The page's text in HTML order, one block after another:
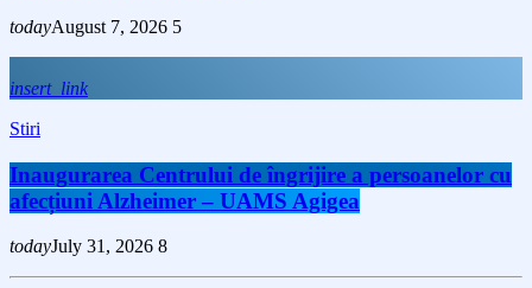
todayAugust 7, 2026 5
insert_link
Stiri
Inaugurarea Centrului de îngrijire a persoanelor cu
afecțiuni Alzheimer – UAMS Agigea
todayJuly 31, 2026 8